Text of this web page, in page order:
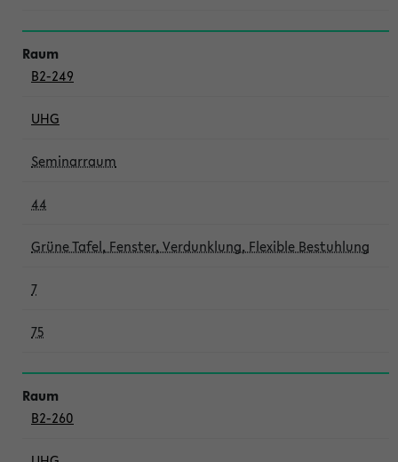
B2-249
UHG
Seminarraum
44
Grüne Tafel, Fenster, Verdunklung, Flexible Bestuhlung
7
75
B2-260